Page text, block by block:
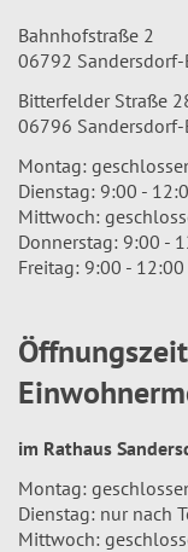
Bahnhofstraße 2
06792 Sandersdorf-
Bitterfelder Straße
06796 Sandersdorf-
Montag:
Dienstag: 9:00 -
Mittwoch:
Donnerstag: 9:00 -
Freitag: 9:00 -
im Rathaus
Montag:
Dienstag: nur nach
Mittwoch: